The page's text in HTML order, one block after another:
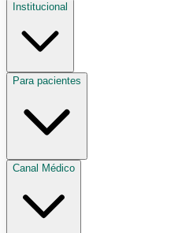
Institucional
Para pacientes
Canal Médico